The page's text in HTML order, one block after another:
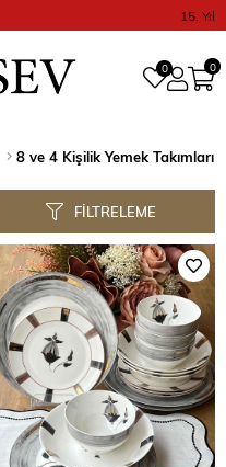
15. Yıl
0
0
8 ve 4 Kişilik Yemek Takımları
FILTRELEME